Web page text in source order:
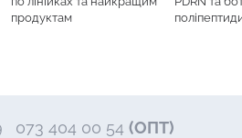
продуктам
073 404 00 54 (ОПТ)